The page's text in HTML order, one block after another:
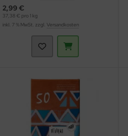
2,99 €
37,38 € pro 1 kg
inkl. 7 % MwSt. zzgl.Versandkosten